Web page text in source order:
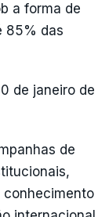
a forma de
85% das
de janeiro de
de
conhecimento